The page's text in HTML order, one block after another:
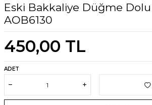
Eski Bakkaliye Düğme
AOB6130
450,00 TL
ADET